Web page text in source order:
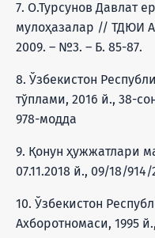
7. О.Турсунов Давлат
мулоҳазалар // ТДЮИ
2009. – №3. – Б. 85-87.
8. Ўзбекистон
тўплами, 2016 й., 38-
978-модда
9. Қонун ҳужжатлари
07.11.2018 й., 09/18/
10. Ўзбекистон
Ахборотномаси, 1995